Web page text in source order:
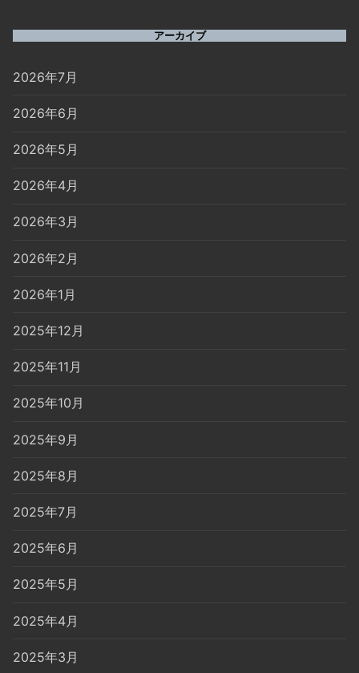
アーカイブ
2026年7月
2026年6月
2026年5月
2026年4月
2026年3月
2026年2月
2026年1月
2025年12月
2025年11月
2025年10月
2025年9月
2025年8月
2025年7月
2025年6月
2025年5月
2025年4月
2025年3月